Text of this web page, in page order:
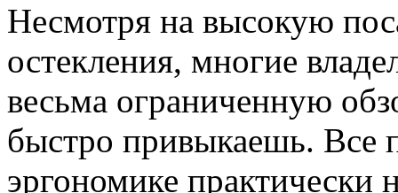
Несмотря на высокую
остекления, многие
весьма ограниченную
быстро привыкаешь. Все
эргономике практически